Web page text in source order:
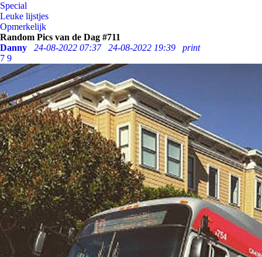
Special
Leuke lijstjes
Opmerkelijk
Random Pics van de Dag #711
Danny
24-08-2022 07:37 24-08-2022 19:39
print
7 9